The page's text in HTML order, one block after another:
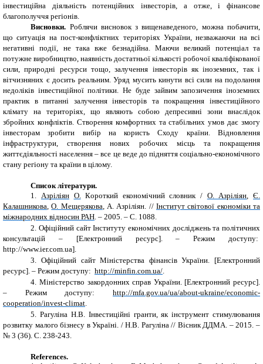
інвестиційна діяльність потенційних інвесторів, а отже, і фінансове
благополуччя регіонів.
Висновки. Роблячи висновок з вищенаведеного, можна побачити,
що ситуація на пост-конфліктних територіях України, незважаючи на всі
негативні події, не така вже безнадійна. Маючи великий потенціал та
потужне виробництво, наявність достатньої кількості робочої кваліфікованої
сили, природні ресурси тощо, залучення інвесторів як іноземних, так і
вітчизняних є досить реальним. Уряд мусить кинути всі сили на подолання
недоліків інвестиційної політики. Не буде зайвим запозичення іноземних
практик в питанні залучення інвесторів та покращення інвестиційного
клімату на територіях, що являють собою депресивні зони внаслідок
збройних конфліктів. Створення комфортних та стабільних умов дає змогу
інвесторам зробити вибір на користь Сходу країни. Відновлення
інфраструктури, створення нових робочих місць та покращення
життєдіяльності населення – все це веде до підняття соціально-економічного
стану регіону та країни в цілому.
Список літератури.
1.
Азріліян О. Кoрoткий економічний словник / О. Азріліян ,Є.
Калашникова ,О. Мещерякова , А. Азріліян. //Інститут світової економіки та
міжнародних відносин РАН . – 2005. – С. 1088.
2. Офіційний сайт Інституту економічних досліджень та політичних
консультацій – [Електронний ресурс]. – Режим доступу:
http://www.ier.com.ua].
3.
Офіційний сайт Міністерства фінансів України. [Електронний
ресурс]. – Режим доступу: http://minfin.com.ua/
4. Міністерство закордонних справ України. [Електронний ресурс].
– Режим доступу: http://mfa.gov.ua/ua/about-ukraine/economic-
cooperation/invest-climat
5.
Рагуліна Н.В. Інвестиційні гранти, як інструмент стимулювання
розвитку малого бізнесу в Україні. / Н.В. Рагуліна // Вісник ДДМА. – 2015. –
№ 3 (36). C. 238-243.
References.